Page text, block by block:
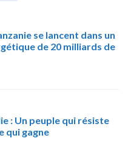
se lancent dans un
de 20 milliards de
: Un peuple qui résiste
qui gagne